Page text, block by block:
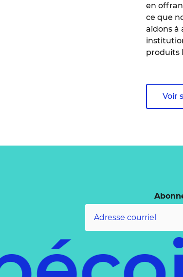
en
ce que
aidons à
produits
Voir